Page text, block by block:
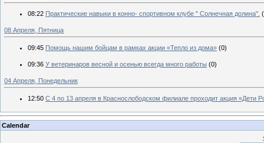
08:22 Практические навыки в конно- спортивном клубе " Солнечная долина".
08 Апреля, Пятница
09:45 Помощь нашим бойцам в рамках акции «Тепло из дома» (0)
09:36 У ветеринаров весной и осенью всегда много работы (0)
04 Апреля, Понедельник
12:50 C 4 по 13 апреля в Краснослободском филиале проходит акция «Дети
Calendar